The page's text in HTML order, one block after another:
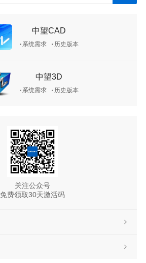
中望CAD
系统需求 历史版本
中望3D
系统需求 历史版本
关注公众号
免费领取30天激活码